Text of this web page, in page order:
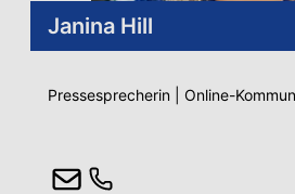
Janina Hill
Pressesprecherin | Online-